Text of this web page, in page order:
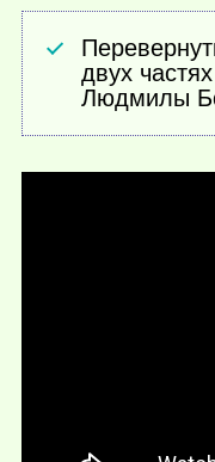
двух
Людмилы